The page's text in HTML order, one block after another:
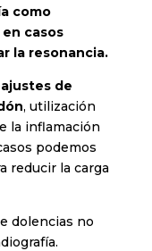
como
casos
la resonancia.
de
, utilización
la inflamación
podemos
reducir la carga
dolencias no